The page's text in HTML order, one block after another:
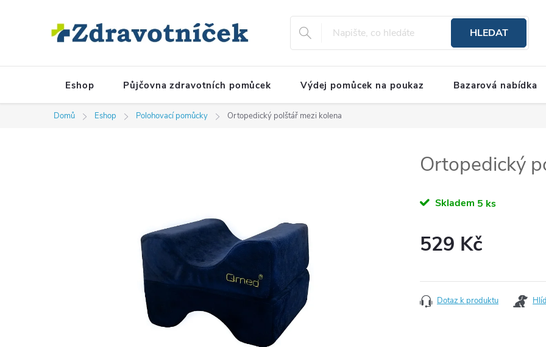
HLEDAT
Eshop Půjčovna zdravotních pomůcek Výdej pomůcek na poukaz Bazarová nabídka
Domů Eshop Polohovací pomůcky Ortopedický polštář mezi kolena
Ortopedický
Skladem 5 ks
529 Kč
Dotaz k produktu